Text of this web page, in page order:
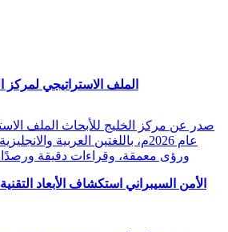
الملف الاستراتيجي لمركز
صدر عن مركز الخليج للأبحاث الملف
عام 2026م، باللغتين العربية
ورؤى معمقة، وقراءات دقيقة ورصدًا
الأمن السيبراني استكشاف الأبعاد